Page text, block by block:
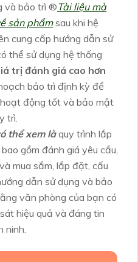
và bảo trì ®️Tài liệu mà
sản phẩmsau khi hệ
cung cấp hướng dẫn sử
thể sử dụng hệ thống
trị đánh giá cao hơn
bảo trì định kỳ để
động tốt và bảo mật
trì.
thể xem làquy trình lắp
gồm đánh giá yêu cầu,
mua sắm, lắp đặt, cấu
dẫn sử dụng và bảo
văn phòng của bạn có
hiệu quả và đáng tin
ninh.